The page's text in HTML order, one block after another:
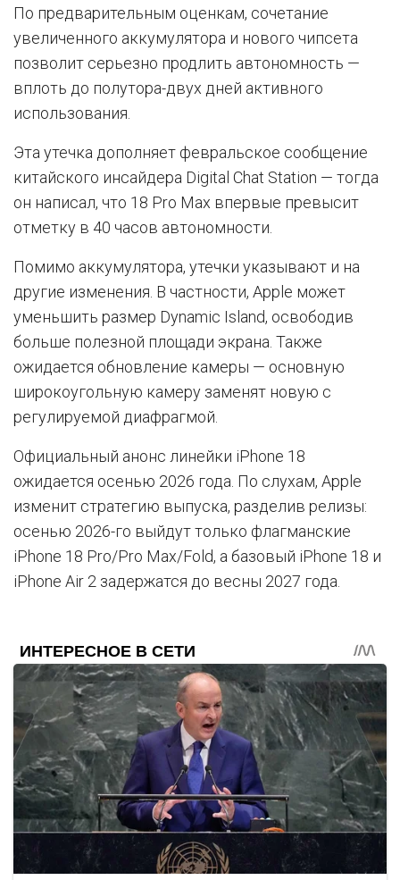
По предварительным оценкам, сочетание
увеличенного аккумулятора и нового чипсета
позволит серьезно продлить автономность —
вплоть до полутора-двух дней активного
использования.
Эта утечка дополняет февральское сообщение
китайского инсайдера Digital Chat Station — тогда
он написал, что 18 Pro Max впервые превысит
отметку в 40 часов автономности.
Помимо аккумулятора, утечки указывают и на
другие изменения. В частности, Apple может
уменьшить размер Dynamic Island, освободив
больше полезной площади экрана. Также
ожидается обновление камеры — основную
широкоугольную камеру заменят новую с
регулируемой диафрагмой.
Официальный анонс линейки iPhone 18
ожидается осенью 2026 года. По слухам, Apple
изменит стратегию выпуска, разделив релизы:
осенью 2026-го выйдут только флагманские
iPhone 18 Pro/Pro Max/Fold, а базовый iPhone 18 и
iPhone Air 2 задержатся до весны 2027 года.